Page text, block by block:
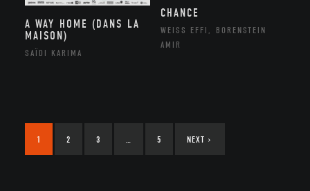
A WAY HOME (DANS LA
MAISON)
SAÏDI KARIMA
CHANCE
WEISS EFFI, BORENSTEIN
AMIR
1 2 3 5 NEXT ›